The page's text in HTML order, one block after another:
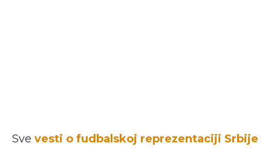
Sve vesti o fudbalskoj reprezentaciji Srbije